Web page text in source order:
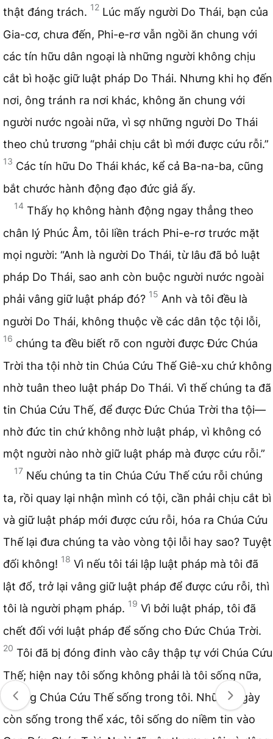
thật đáng trách. 12 Lúc mấy người Do Thái, bạn của
Gia-cơ, chưa đến, Phi-e-rơ vẫn ngồi ăn chung với
các tín hữu dân ngoại là những người không chịu
cắt bì hoặc giữ luật pháp Do Thái. Nhưng khi họ đến
nơi, ông tránh ra nơi khác, không ăn chung với
người nước ngoài nữa, vì sợ những người Do Thái
theo chủ trương “phải chịu cắt bì mới được cứu rỗi.”
13 Các tín hữu Do Thái khác, kể cả Ba-na-ba, cũng
bắt chước hành động đạo đức giả ấy.
14 Thấy họ không hành động ngay thẳng theo
chân lý Phúc Âm, tôi liền trách Phi-e-rơ trước mặt
mọi người: “Anh là người Do Thái, từ lâu đã bỏ luật
pháp Do Thái, sao anh còn buộc người nước ngoài
phải vâng giữ luật pháp đó? 15 Anh và tôi đều là
người Do Thái, không thuộc về các dân tộc tội lỗi,
16 chúng ta đều biết rõ con người được Đức Chúa
Trời tha tội nhờ tin Chúa Cứu Thế Giê-xu chứ không
nhờ tuân theo luật pháp Do Thái. Vì thế chúng ta đã
tin Chúa Cứu Thế, để được Đức Chúa Trời tha tội—
nhờ đức tin chứ không nhờ luật pháp, vì không có
một người nào nhờ giữ luật pháp mà được cứu rỗi.”
17 Nếu chúng ta tin Chúa Cứu Thế cứu rỗi chúng
ta, rồi quay lại nhận mình có tội, cần phải chịu cắt bì
và giữ luật pháp mới được cứu rỗi, hóa ra Chúa Cứu
Thế lại đưa chúng ta vào vòng tội lỗi hay sao? Tuyệt
đối không! 18 Vì nếu tôi tái lập luật pháp mà tôi đã
lật đổ, trở lại vâng giữ luật pháp để được cứu rỗi, thì
tôi là người phạm pháp. 19 Vì bởi luật pháp, tôi đã
chết đối với luật pháp để sống cho Đức Chúa Trời.
20 Tôi đã bị đóng đinh vào cây thập tự với Chúa Cứu
Thế; hiện nay tôi sống không phải là tôi sống nữa,
nhưng Chúa Cứu Thế sống trong tôi. Những ngày
còn sống trong thể xác, tôi sống do niềm tin vào